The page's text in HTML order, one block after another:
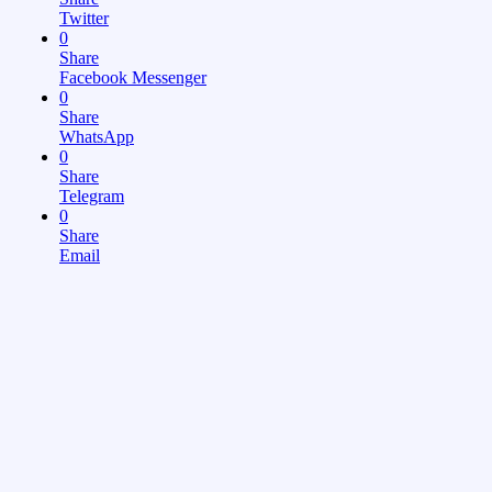
Twitter
0
Share
Facebook Messenger
0
Share
WhatsApp
0
Share
Telegram
0
Share
Email